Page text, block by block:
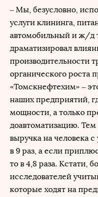
– Мы, безусловно,
услуги клининга,
автомобильный и ж/д
драматизировал
производительности
органического роста
«Томскнефтехим» –
наших предприятий,
мощности, а только
доавтоматизацию. Тем
выручка на человека
в 9 раз, а если
то в 4,8 раза. Кстати,
исследователей
которые ходят на